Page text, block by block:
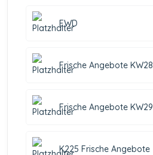
EWD
Frische Angebote KW28
Frische Angebote KW29
K225 Frische Angebote